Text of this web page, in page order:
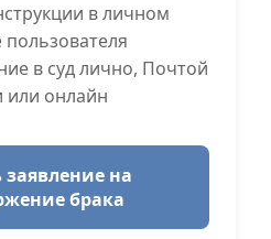
в личном
пользователя
в суд лично, Почтой
или онлайн
заявление на
брака